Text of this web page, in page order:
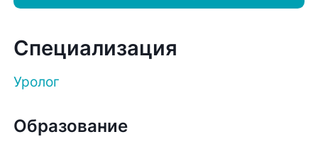
Специализация
Уролог
Образование